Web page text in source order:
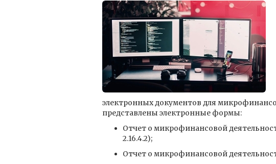
электронных документов для
представлены электронные формы:
Отчет о микрофинансовой
2.16.4.2);
Отчет о микрофинансовой